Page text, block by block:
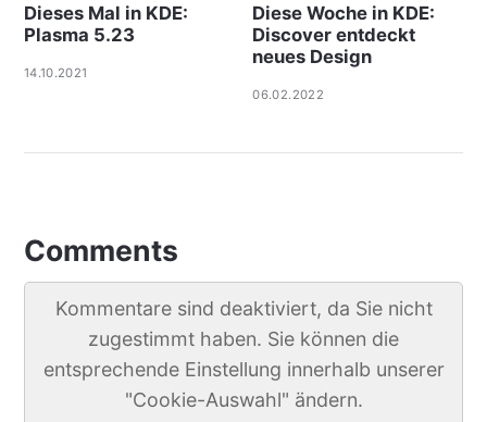
Dieses Mal in KDE:
Plasma 5.23
14.10.2021
Diese Woche in KDE:
Discover entdeckt
neues Design
06.02.2022
Comments
Kommentare sind deaktiviert, da Sie nicht
zugestimmt haben. Sie können die
entsprechende Einstellung innerhalb unserer
"Cookie-Auswahl" ändern.